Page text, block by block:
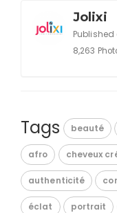
Jolixi
Published
8,263
Tags beauté
afro cheveux
authenticité
éclat portrait